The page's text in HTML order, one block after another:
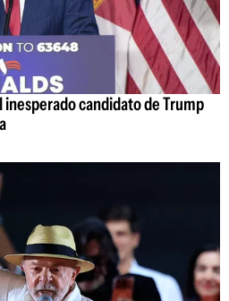
inesperado candidato de Trump